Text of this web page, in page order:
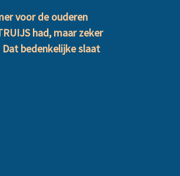
voor de ouderen
had, maar zeker
bedenkelijke slaat